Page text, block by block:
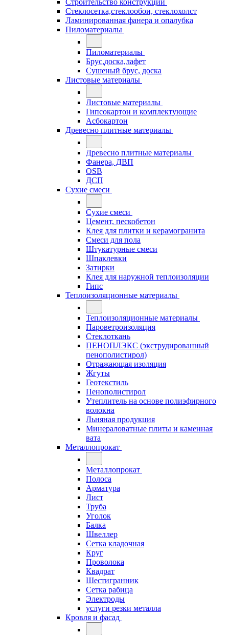
Строительство конструкций
Стеклосетка,стеклообои, стеклохолст
Ламинированная фанера и опалубка
Пиломатериалы
Пиломатериалы
Брус,доска,лафет
Сушеный брус, доска
Листовые материалы
Листовые материалы
Гипсокартон и комплектующие
Асбокартон
Древесно плитные материалы
Древесно плитные материалы
Фанера, ДВП
OSB
ДСП
Сухие смеси
Сухие смеси
Цемент, пескобетон
Клея для плитки и керамогранита
Смеси для пола
Штукатурные смеси
Шпаклевки
Затирки
Клея для наружной теплоизоляции
Гипс
Теплоизоляционные материалы
Теплоизоляционные материалы
Пароветроизоляция
Стеклоткань
ПЕНОПЛЭКС (экструдированный
пенополистирол)
Отражающая изоляция
Жгуты
Геотекстиль
Пенополистирол
Утеплитель на основе полиэфирного
волокна
Льняная продукция
Минераловатные плиты и каменная
вата
Металлопрокат
Металлопрокат
Полоса
Арматура
Лист
Труба
Уголок
Балка
Швеллер
Сетка кладочная
Круг
Проволока
Квадрат
Шестигранник
Сетка рабица
Электроды
услуги резки металла
Кровля и фасад